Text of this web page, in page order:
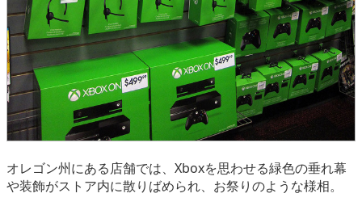
オレゴン州にある店舗では、Xboxを思わせる緑色の垂れ幕
や装飾がストア内に散りばめられ、お祭りのような様相。